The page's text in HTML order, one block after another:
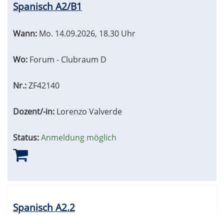
Spanisch A2/B1
Wann: Mo. 14.09.2026, 18.30 Uhr
Wo: Forum - Clubraum D
Nr.:ZF42140
Dozent/-in: Lorenzo Valverde
Status:Anmeldung möglich
Spanisch A2.2